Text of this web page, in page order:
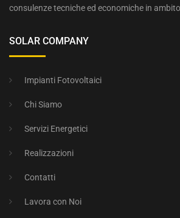
consulenze tecniche ed economiche in
SOLAR COMPANY
Impianti Fotovoltaici
Chi Siamo
Servizi Energetici
Realizzazioni
Contatti
Lavora con Noi